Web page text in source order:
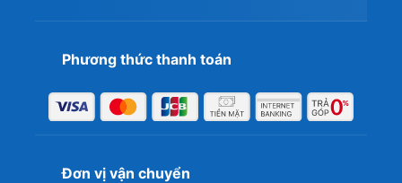
Phương thức thanh toán
Đơn vị vận chuyển